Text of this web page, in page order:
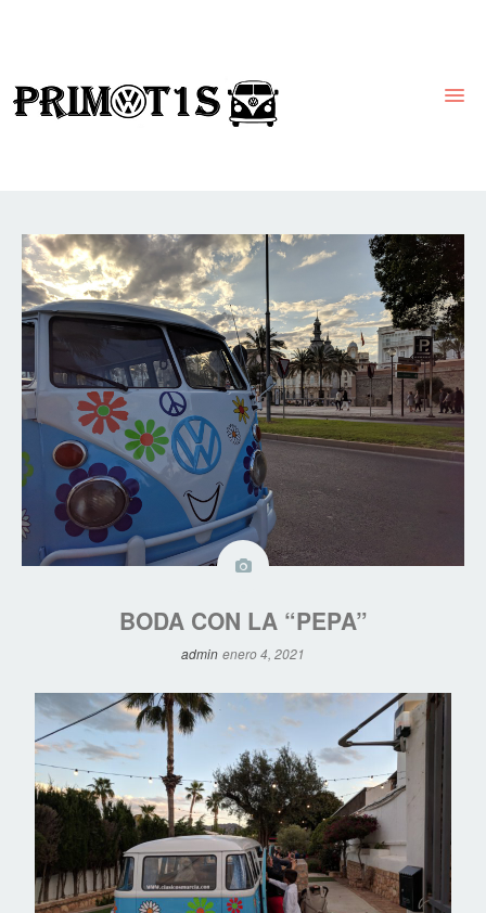
FLOTA VEHÍCULOS
QUIENES SOMOS
NUESTROS EVENTOS
CONTACTO
BODA CON LA “PEPA”
admin enero 4, 2021